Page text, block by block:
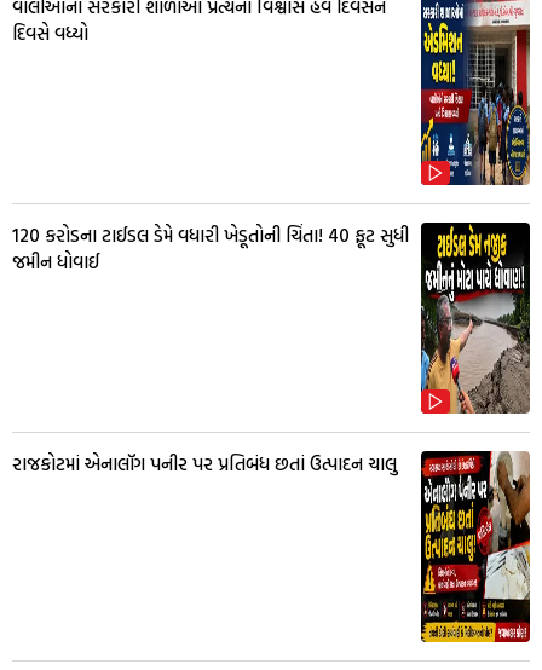
વાલીઓનો સરકારી શાળાઓ પ્રત્યેનો વિશ્વાસ હવે દિવસેને
દિવસે વધ્યો
₹120 કરોડના ટાઈડલ ડેમે વધારી ખેડૂતોની ચિંતા! 40 ફૂટ સુધી
જમીન ધોવાઈ
રાજકોટમાં એનાલૉગ પનીર પર પ્રતિબંધ છતાં ઉત્પાદન ચાલુ